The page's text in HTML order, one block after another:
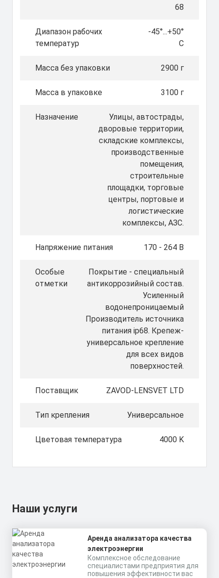
68
Диапазон рабочих
температур
-45°...+50°
C
Масса без упаковки 2900 г
Масса в упаковке 3100 г
Назначение
Улицы, автострады,
дворовые территории,
складские комплексы,
производственные
помещения,
строительные
площадки, торговые
центры, портовые и
логистические
комплексы, АЗС.
Напряжение питания 170 - 264 В
Особые
отметки
Покрытие - специальный
антикоррозийный состав.
Усиленный
водонепроницаемый
Производитель источника
питания ip68. Крепеж-
универсальное крепление
для всех видов
поверхностей.
Поставщик ZAVOD-LENSVET LTD
Тип крепления Универсальное
Цветовая температура 4000 K
Наши услуги
Аренда анализатора качества
электроэнергии
Комплексное обследование
специалистами предприятия для
повышения эффективности вас